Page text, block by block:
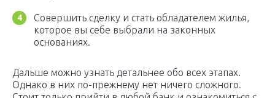
Совершить сделку и стать обладателем жилья,
которое вы себе выбрали на законных
основаниях.
Дальше можно узнать детальнее обо всех этапах.
Однако в них по-прежнему нет ничего сложного.